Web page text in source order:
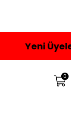
Üyelere Özel
0